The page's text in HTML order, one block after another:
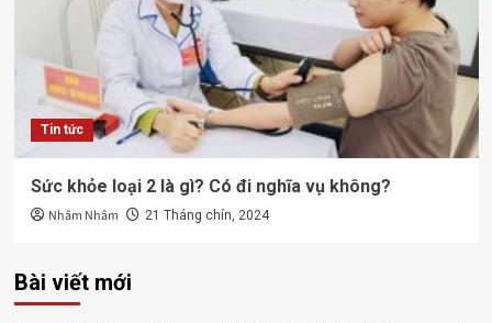
Tin tức
Sức khỏe loại 2 là gì? Có đi nghĩa vụ không?
Nhâm Nhâm 21 Tháng chín, 2024
Bài viết mới